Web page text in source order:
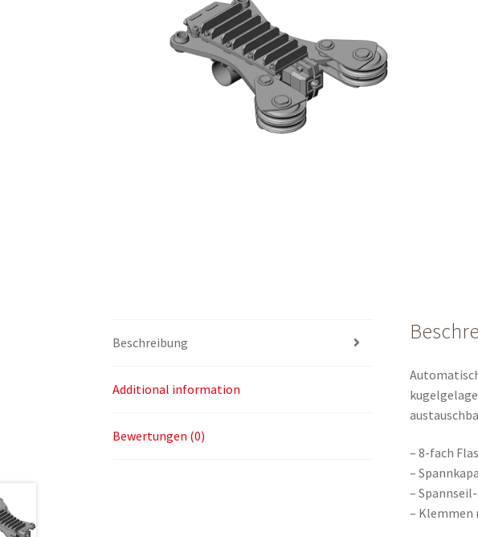
Beschreibung
Additional information
Bewertungen (0)
– 8-fach
–
–
– Klemmen